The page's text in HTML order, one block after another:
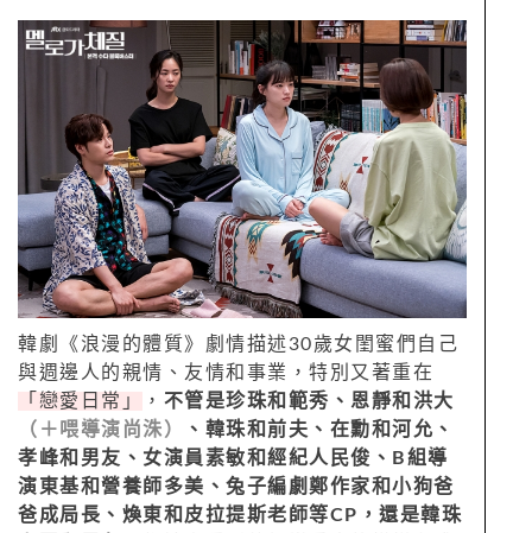
韓劇《浪漫的體質》劇情描述30歲女閨蜜們自己
與週邊人的親情、友情和事業，特別又著重在
「戀愛日常」
， 不管是珍珠和範秀、恩靜和洪大
（＋喂導演尚洙）
、韓珠和前夫、在勳和河允、
孝峰和男友、女演員素敏和經紀人民俊、 B組導
演東基和營養師多美、兔子編劇鄭作家和小狗爸
爸成局長、煥東和皮拉提斯老師等CP，還是韓珠